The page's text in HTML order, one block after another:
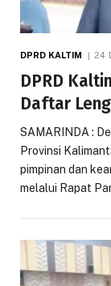
DPRD KALTIM 24
DPRD
Daftar
SAMARINDA :
Provinsi
pimpinan dan
melalui Rapat